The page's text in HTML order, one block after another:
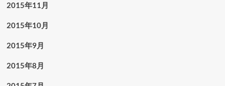
2015年11月
2015年10月
2015年9月
2015年8月